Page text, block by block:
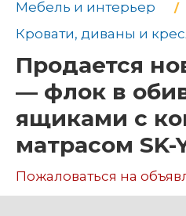
Мебель и интерьер
Кровати, диваны и
Продается
— флок в
ящиками с
матрасом SK-
Пожаловаться на